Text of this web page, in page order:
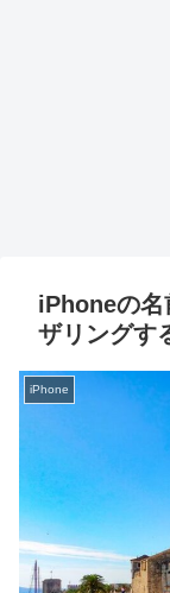
iPhoneの名
ザリングす
iPhone